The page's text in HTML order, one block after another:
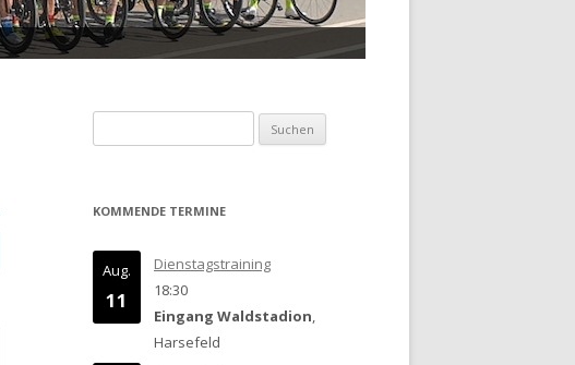
nach:
KOMMENDE TERMINE
Aug.
11
Dienstagstraining
18:30
Eingang Waldstadion,
Harsefeld